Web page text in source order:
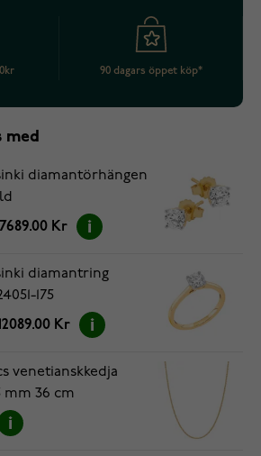
90 dagars öppet köp*
med
diamantörhängen
7689.00 Kr
diamantring
175
12089.00 Kr
venetianskkedja
mm 36 cm